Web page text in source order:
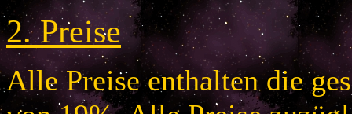
2.Preise
Alle Preise enthalten die